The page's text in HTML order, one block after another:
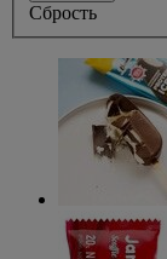
Сбрость